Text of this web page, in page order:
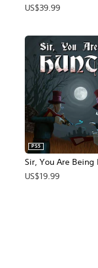
US$39.99
Sir, You Are Being
PS5
US$19.99